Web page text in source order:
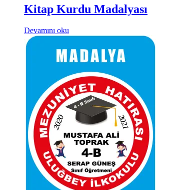
Kitap Kurdu Madalyası
Devamını oku